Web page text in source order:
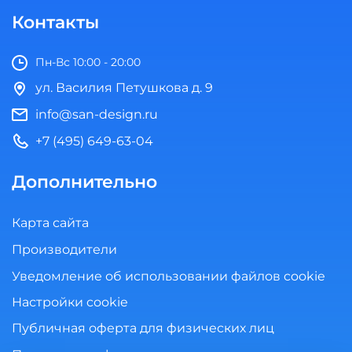
Контакты
Пн-Вс 10:00 - 20:00
ул. Василия Петушкова д. 9
info@san-design.ru
+7 (495) 649-63-04
Дополнительно
Карта сайта
Производители
Уведомление об использовании файлов cookie
Настройки cookie
Публичная оферта для физических лиц